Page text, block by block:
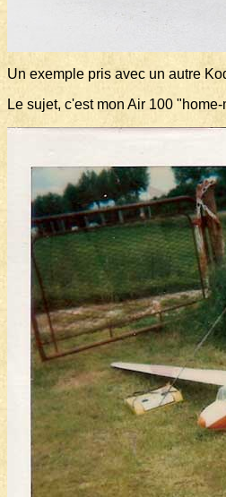
Un exemple pris avec un autre
Le sujet, c'est mon Air 100